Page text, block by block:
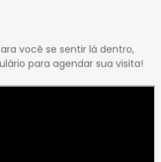
você se sentir lá dentro,
para agendar sua visita!